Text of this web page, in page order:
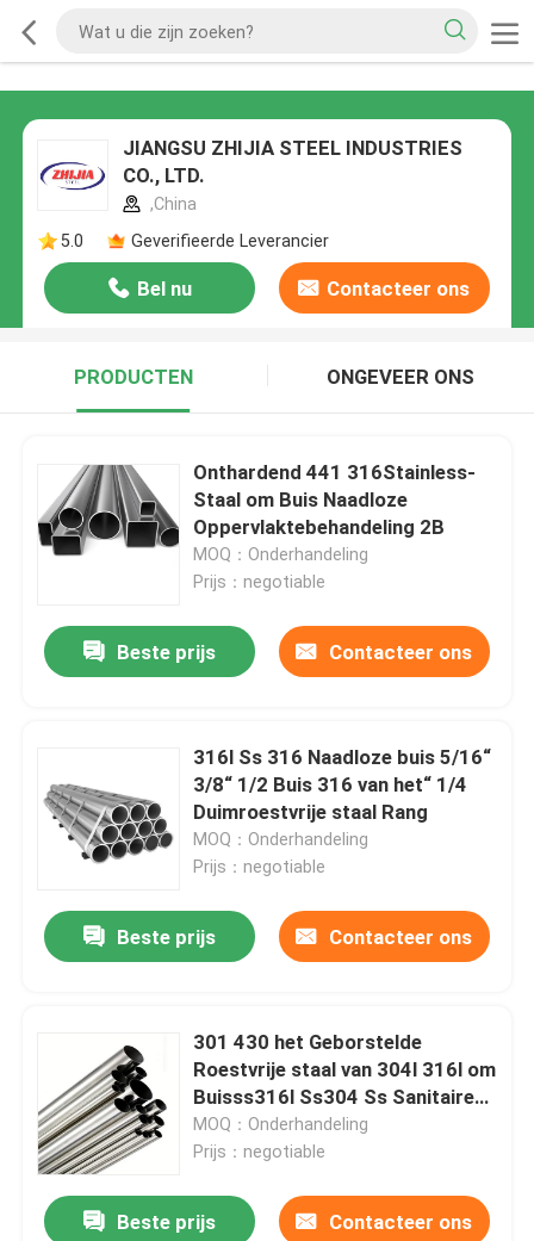
JIANGSU ZHIJIA STEEL INDUSTRIES
CO., LTD.
,China
5.0
Geverifieerde Leverancier
Bel nu Contacteer ons
PRODUCTEN ONGEVEER ONS
Onthardend 441 316Stainless-
Staal om Buis Naadloze
Oppervlaktebehandeling 2B
MOQ：Onderhandeling
Prijs：negotiable
Beste prijs Contacteer ons
316l Ss 316 Naadloze buis 5/16“
3/8“ 1/2 Buis 316 van het“ 1/4
Duimroestvrije staal Rang
MOQ：Onderhandeling
Prijs：negotiable
Beste prijs Contacteer ons
301 430 het Geborstelde
Roestvrije staal van 304l 316l om
Buisss316l Ss304 Ss Sanitaire
Pijp AISI 201 202
MOQ：Onderhandeling
Prijs：negotiable
Beste prijs Contacteer ons